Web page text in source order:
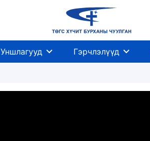
Уншлагууд Гэрчлэлүүд